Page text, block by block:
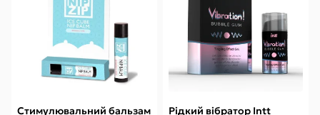
Стимулювальний бальзам
Рідкий вібратор Intt